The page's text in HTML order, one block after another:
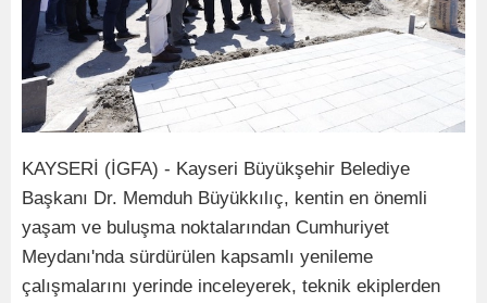
KAYSERİ (İGFA) - Kayseri Büyükşehir Belediye
Başkanı Dr. Memduh Büyükkılıç, kentin en önemli
yaşam ve buluşma noktalarından Cumhuriyet
Meydanı'nda sürdürülen kapsamlı yenileme
çalışmalarını yerinde inceleyerek, teknik ekiplerden